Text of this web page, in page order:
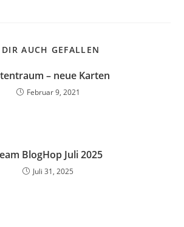
AUCH GEFALLEN
– neue Karten
Februar 9, 2021
BlogHop Juli 2025
Juli 31, 2025